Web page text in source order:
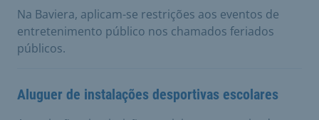
Na Baviera, aplicam-se restrições aos eventos de
entretenimento público nos chamados feriados
públicos.
Aluguer de instalações desportivas escolares